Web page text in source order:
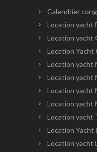
Calendrier
Location yacht
Location yacht
Location Yacht
Location yacht
Location yacht
Location yacht
Location yacht
Location yacht
Location Yacht
Location yacht